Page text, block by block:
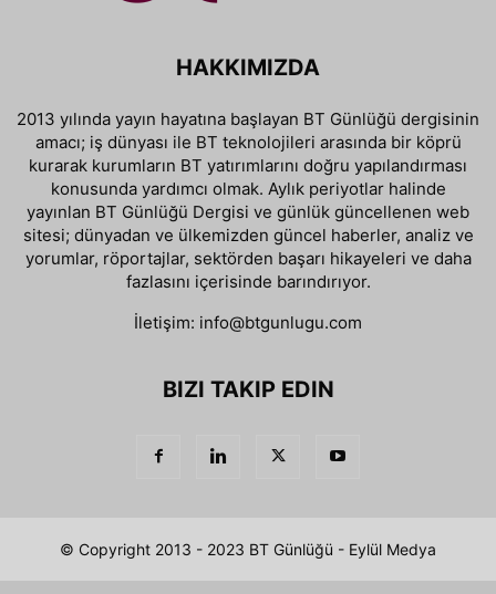
HAKKIMIZDA
2013 yılında yayın hayatına başlayan BT Günlüğü dergisinin
amacı; iş dünyası ile BT teknolojileri arasında bir köprü
kurarak kurumların BT yatırımlarını doğru yapılandırması
konusunda yardımcı olmak. Aylık periyotlar halinde
yayınlan BT Günlüğü Dergisi ve günlük güncellenen web
sitesi; dünyadan ve ülkemizden güncel haberler, analiz ve
yorumlar, röportajlar, sektörden başarı hikayeleri ve daha
fazlasını içerisinde barındırıyor.
İletişim: info@btgunlugu.com
BIZI TAKIP EDIN
© Copyright 2013 - 2023 BT Günlüğü - Eylül Medya